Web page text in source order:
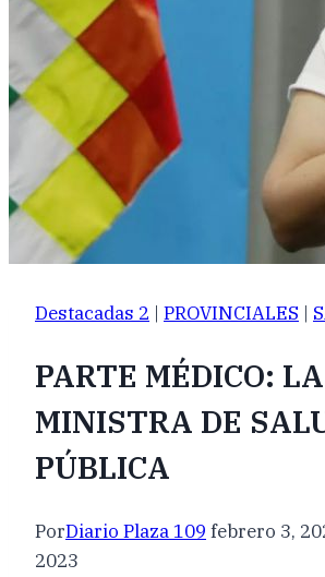
Destacadas 2 | PROVINCIALES |
PARTE MÉDICO: LA
MINISTRA DE
PÚBLICA
PorDiario Plaza 109 febrero 3,
2023